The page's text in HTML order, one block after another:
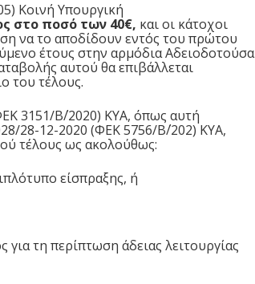
Κοινή Υπουργική
στο ποσό των 40€, και οι κάτοχοι
να το αποδίδουν εντός του πρώτου
έτους στην αρμόδια Αδειοδοτούσα
αυτού θα επιβάλλεται
του τέλους.
3151/Β΄/2020) ΚΥΑ, όπως αυτή
28-12-2020 (ΦΕΚ 5756/Β΄/202) ΚΥΑ,
τέλους ως ακολούθως:
είσπραξης, ή
τη περίπτωση άδειας λειτουργίας